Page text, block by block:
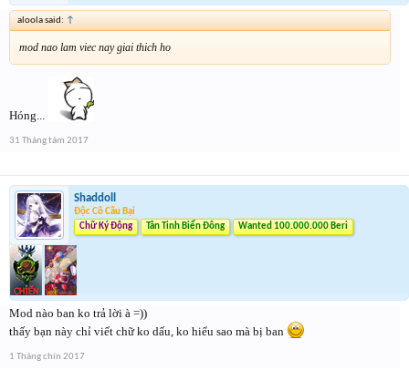
aloola said: ↑
mod nao lam viec nay giai thich ho
Hóng...
31 Tháng tám 2017
Shaddoll
Độc Cô Cầu Bại
Chữ Ký Động
Tân Tinh Biển Đông Wanted 100.000.000 Beri
Mod nào ban ko trả lời à =))
thấy bạn này chỉ viết chữ ko dấu, ko hiểu sao mà bị ban
1 Tháng chín 2017